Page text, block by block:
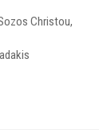
Christou,